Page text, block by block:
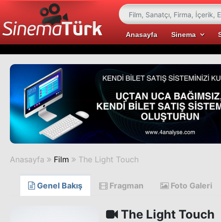
Anasayfa Sinema
Anasayfa Film The Light Touch
Genel Bakış Fragman Foto Galeri
The Light Touch